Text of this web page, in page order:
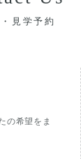
見学予約
の希望をま